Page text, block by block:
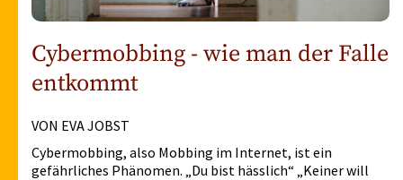
Cybermobbing - wie man der Falle
entkommt
VON EVA JOBST
Cybermobbing, also Mobbing im Internet, ist ein
gefährliches Phänomen. „Du bist hässlich“ „Keiner will